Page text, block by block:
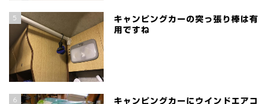
5
キャンピングカーの突っ張り棒は有
用ですね
6
キャンピングカーにウインドエアコ